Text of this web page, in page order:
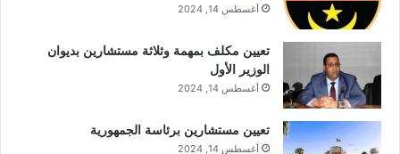
أغسطس 14, 2024
تعيين مكلف بمهمة وثلاثة مستشارين بديوان
الوزير الأول
أغسطس 14, 2024
تعيين مستشارين برئاسة الجمهورية
أغسطس 14, 2024